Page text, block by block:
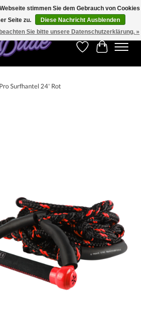
ab 250 €. Weltweite Lieferung!
Wunschzettel
Ihr
Surfhantel 24' Rot
stimmen Sie dem Gebrauch von Cookies
Seite zu.
Diese Nachricht Ausblenden
Sie bitte unsere Datenschutzerklärung. »